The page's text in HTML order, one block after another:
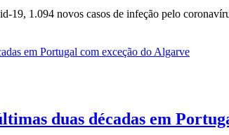
19, 1.094 novos casos de infeção pelo
duas décadas em